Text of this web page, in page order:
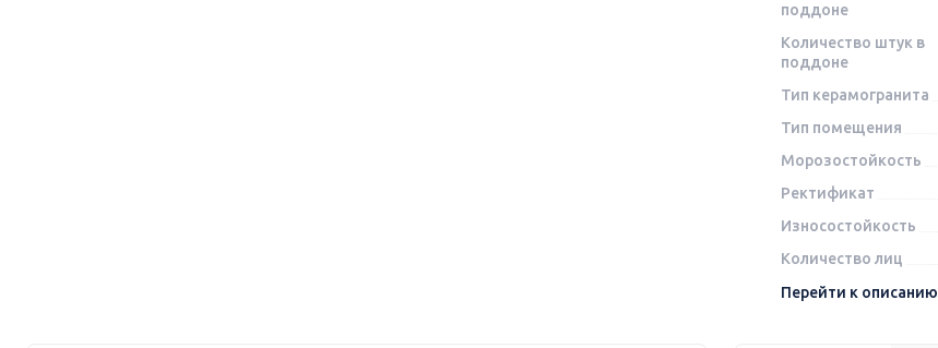
поддоне
Количество штук в
поддоне
Тип керамогранита
Тип помещения
Морозостойкость
Ректификат
Износостойкость
Количество лиц
Перейти к описанию